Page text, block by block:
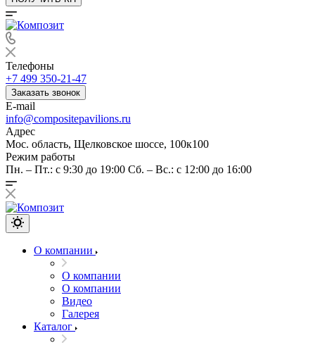
Телефоны
+7 499 350-21-47
Заказать звонок
E-mail
info@compositepavilions.ru
Адрес
Мос. область, Щелковское шоссе, 100к100
Режим работы
Пн. – Пт.: с 9:30 до 19:00 Сб. – Вс.: с 12:00 до 16:00
О компании
О компании
О компании
Видео
Галерея
Каталог